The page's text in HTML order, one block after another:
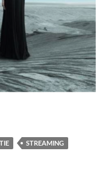
de The Moon Is
STREAMING